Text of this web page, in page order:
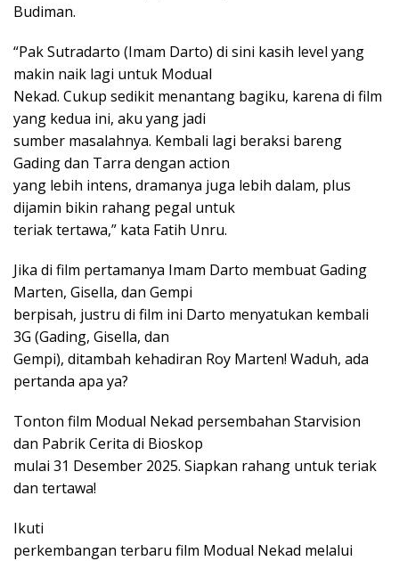
Budiman.
“Pak Sutradarto (Imam Darto) di sini kasih level yang
makin naik lagi untuk Modual
Nekad. Cukup sedikit menantang bagiku, karena di film
yang kedua ini, aku yang jadi
sumber masalahnya. Kembali lagi beraksi bareng
Gading dan Tarra dengan action
yang lebih intens, dramanya juga lebih dalam, plus
dijamin bikin rahang pegal untuk
teriak tertawa,” kata Fatih Unru.
Jika di film pertamanya Imam Darto membuat Gading
Marten, Gisella, dan Gempi
berpisah, justru di film ini Darto menyatukan kembali
3G (Gading, Gisella, dan
Gempi), ditambah kehadiran Roy Marten! Waduh, ada
pertanda apa ya?
Tonton film Modual Nekad persembahan Starvision
dan Pabrik Cerita di Bioskop
mulai 31 Desember 2025. Siapkan rahang untuk teriak
dan tertawa!
Ikuti
perkembangan terbaru film Modual Nekad melalui